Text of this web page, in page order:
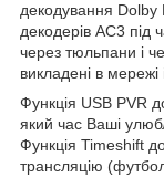
декодування Dolby
декодерів AC3 під
через тюльпани і
викладені в
Функція USB PVR
який час Ваші
Функція Timeshift
трансляцію